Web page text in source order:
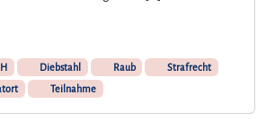
Diebstahl Raub
Strafrecht
Teilnahme